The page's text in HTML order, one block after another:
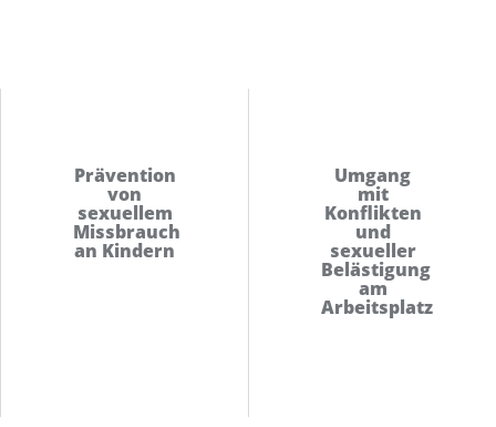
Prävention
von
sexuellem
Missbrauch
an Kindern
Umgang
mit
Konflikten
und
sexueller
Belästigung
am
Arbeitsplatz